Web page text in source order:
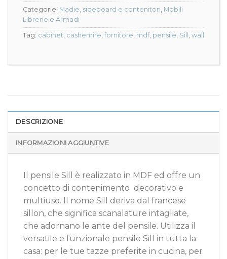
Categorie: Madie, sideboard e contenitori, Mobili
Librerie e Armadi
Tag: cabinet, cashemire, fornitore, mdf, pensile, Sill , wall
DESCRIZIONE
INFORMAZIONI AGGIUNTIVE
Il pensile Sill è realizzato in MDF ed offre un
concetto di contenimento decorativo e
multiuso. Il nome Sill deriva dal francese
sillon, che significa scanalature intagliate,
che adornano le ante del pensile. Utilizza il
versatile e funzionale pensile Sill in tutta la
casa: per le tue tazze preferite in cucina, per